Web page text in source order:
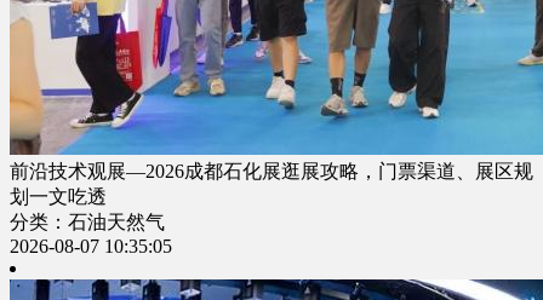
前沿技术观展—2026成都石化展逛展攻略，门票渠道、展区规
划一文吃透
分类：石油天然气
2026-08-07 10:35:05